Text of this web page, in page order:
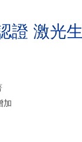
證 激光
加